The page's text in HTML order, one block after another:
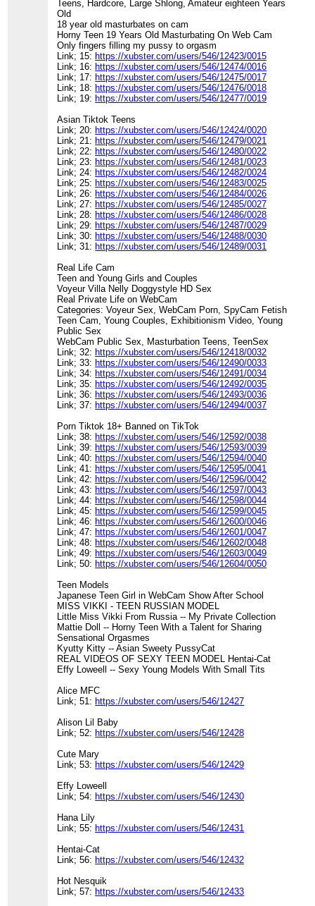
Teens, Hardcore, Large Shlong, Amateur eighteen Years
Old
18 year old masturbates on cam
Horny Teen 19 Years Old Masturbating On Web Cam
Only fingers filling my pussy to orgasm
Link; 15: https://xubster.com/users/546/12423/0015
Link; 16: https://xubster.com/users/546/12474/0016
Link; 17: https://xubster.com/users/546/12475/0017
Link; 18: https://xubster.com/users/546/12476/0018
Link; 19: https://xubster.com/users/546/12477/0019
Asian Tiktok Teens
Link; 20: https://xubster.com/users/546/12424/0020
Link; 21: https://xubster.com/users/546/12479/0021
Link; 22: https://xubster.com/users/546/12480/0022
Link; 23: https://xubster.com/users/546/12481/0023
Link; 24: https://xubster.com/users/546/12482/0024
Link; 25: https://xubster.com/users/546/12483/0025
Link; 26: https://xubster.com/users/546/12484/0026
Link; 27: https://xubster.com/users/546/12485/0027
Link; 28: https://xubster.com/users/546/12486/0028
Link; 29: https://xubster.com/users/546/12487/0029
Link; 30: https://xubster.com/users/546/12488/0030
Link; 31: https://xubster.com/users/546/12489/0031
Real Life Cam
Teen and Young Girls and Couples
Voyeur Villa Nelly Doggystyle HD Sex
Real Private Life on WebCam
Categories: Voyeur Sex, WebCam Porn, SpyCam Fetish
Teen Cam, Young Couples, Exhibitionism Video, Young
Public Sex
WebCam Public Sex, Masturbation Teens, TeenSex
Link; 32: https://xubster.com/users/546/12418/0032
Link; 33: https://xubster.com/users/546/12490/0033
Link; 34: https://xubster.com/users/546/12491/0034
Link; 35: https://xubster.com/users/546/12492/0035
Link; 36: https://xubster.com/users/546/12493/0036
Link; 37: https://xubster.com/users/546/12494/0037
Porn Tiktok 18+ Banned on TikTok
Link; 38: https://xubster.com/users/546/12592/0038
Link; 39: https://xubster.com/users/546/12593/0039
Link; 40: https://xubster.com/users/546/12594/0040
Link; 41: https://xubster.com/users/546/12595/0041
Link; 42: https://xubster.com/users/546/12596/0042
Link; 43: https://xubster.com/users/546/12597/0043
Link; 44: https://xubster.com/users/546/12598/0044
Link; 45: https://xubster.com/users/546/12599/0045
Link; 46: https://xubster.com/users/546/12600/0046
Link; 47: https://xubster.com/users/546/12601/0047
Link; 48: https://xubster.com/users/546/12602/0048
Link; 49: https://xubster.com/users/546/12603/0049
Link; 50: https://xubster.com/users/546/12604/0050
Teen Models
Japanese Teen Girl in WebCam Show After School
MISS VIKKI - TEEN RUSSIAN MODEL
Little Miss Vikki From Russia -- My Private Collection
Mattie Doll -- Horny Teen With a Talent for Sharing
Sensational Orgasmes
Kyutty Kitty -- Asian Sweety PussyCat
REAL VIDEOS OF SEXY TEEN MODEL Hentai-Cat
Effy Loweell -- Sexy Young Models With Small Tits
Alice MFC
Link; 51: https://xubster.com/users/546/12427
Alison Lil Baby
Link; 52: https://xubster.com/users/546/12428
Cute Mary
Link; 53: https://xubster.com/users/546/12429
Effy Loweell
Link; 54: https://xubster.com/users/546/12430
Hana Lily
Link; 55: https://xubster.com/users/546/12431
Hentai-Cat
Link; 56: https://xubster.com/users/546/12432
Hot Nesquik
Link; 57: https://xubster.com/users/546/12433